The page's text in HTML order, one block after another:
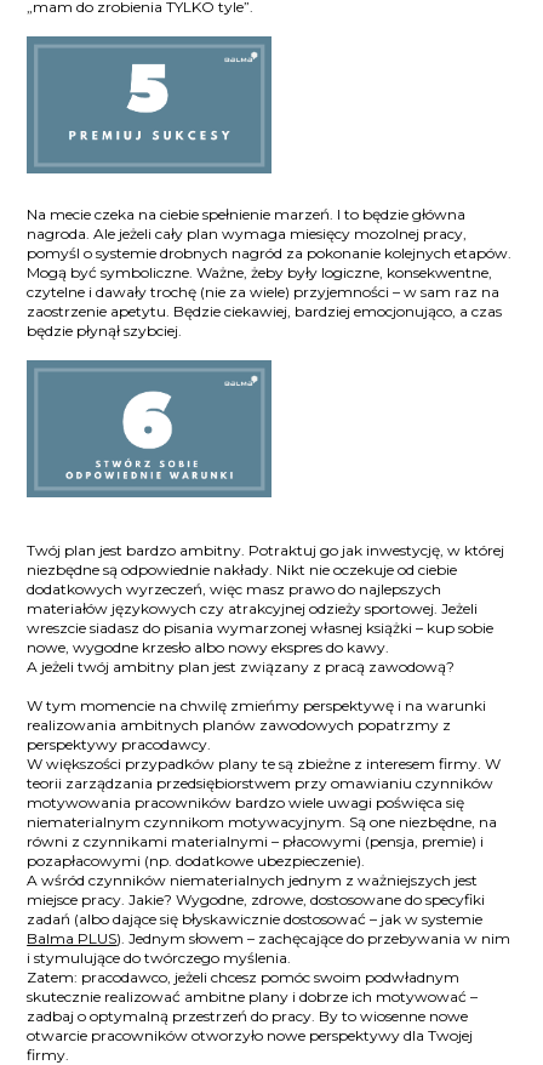
„mam do zrobienia TYLKO tyle”.
Na mecie czeka na ciebie spełnienie marzeń. I to będzie główna
nagroda. Ale jeżeli cały plan wymaga miesięcy mozolnej pracy,
pomyśl o systemie drobnych nagród za pokonanie kolejnych etapów.
Mogą być symboliczne. Ważne, żeby były logiczne, konsekwentne,
czytelne i dawały trochę (nie za wiele) przyjemności – w sam raz na
zaostrzenie apetytu. Będzie ciekawiej, bardziej emocjonująco, a czas
będzie płynął szybciej.
Twój plan jest bardzo ambitny. Potraktuj go jak inwestycję, w której
niezbędne są odpowiednie nakłady. Nikt nie oczekuje od ciebie
dodatkowych wyrzeczeń, więc masz prawo do najlepszych
materiałów językowych czy atrakcyjnej odzieży sportowej. Jeżeli
wreszcie siadasz do pisania wymarzonej własnej książki – kup sobie
nowe, wygodne krzesło albo nowy ekspres do kawy.
A jeżeli twój ambitny plan jest związany z pracą zawodową?
W tym momencie na chwilę zmieńmy perspektywę i na warunki
realizowania ambitnych planów zawodowych popatrzmy z
perspektywy pracodawcy.
W większości przypadków plany te są zbieżne z interesem firmy. W
teorii zarządzania przedsiębiorstwem przy omawianiu czynników
motywowania pracowników bardzo wiele uwagi poświęca się
niematerialnym czynnikom motywacyjnym. Są one niezbędne, na
równi z czynnikami materialnymi – płacowymi (pensja, premie) i
pozapłacowymi (np. dodatkowe ubezpieczenie).
A wśród czynników niematerialnych jednym z ważniejszych jest
miejsce pracy. Jakie? Wygodne, zdrowe, dostosowane do specyfiki
zadań (albo dające się błyskawicznie dostosować – jak w systemie
Balma PLUS). Jednym słowem – zachęcające do przebywania w nim
i stymulujące do twórczego myślenia.
Zatem: pracodawco, jeżeli chcesz pomóc swoim podwładnym
skutecznie realizować ambitne plany i dobrze ich motywować –
zadbaj o optymalną przestrzeń do pracy. By to wiosenne nowe
otwarcie pracowników otworzyło nowe perspektywy dla Twojej
firmy.